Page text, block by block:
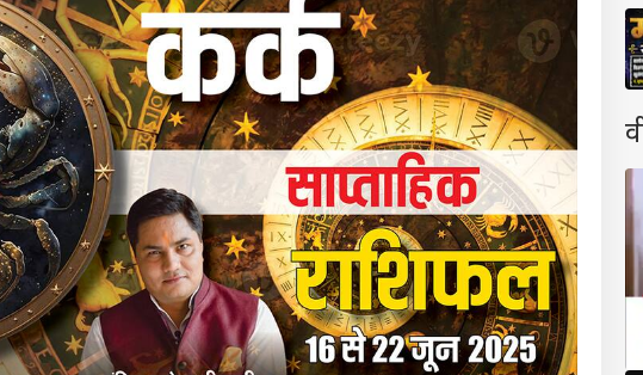
कार्नर
आर्टिकल्स टॉप रील्स